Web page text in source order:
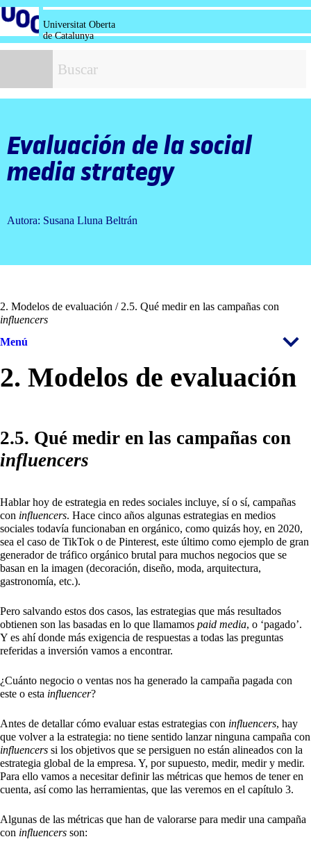
Salta
al
contenido
Universitat Oberta
de Catalunya
Evaluación de lasocial
media strategy
Autora: Susana Lluna Beltrán
2. Modelos de evaluación / 2.5. Qué medir en las campañas con
influencers
Menú
2. Modelos de evaluación
2.5. Qué medir en las campañas con
influencers
Hablar hoy de estrategia en redes sociales incluye, sí o sí, campañas
con influencers. Hace cinco años algunas estrategias en medios
sociales todavía funcionaban en orgánico, como quizás hoy, en 2020,
sea el caso de TikTok o de Pinterest, este último como ejemplo de gran
generador de tráfico orgánico brutal para muchos negocios que se
basan en la imagen (decoración, diseño, moda, arquitectura,
gastronomía, etc.).
Pero salvando estos dos casos, las estrategias que más resultados
obtienen son las basadas en lo que llamamos paid media, o ‘pagado’.
Y es ahí donde más exigencia de respuestas a todas las preguntas
referidas a inversión vamos a encontrar.
¿Cuánto negocio o ventas nos ha generado la campaña pagada con
este o esta influencer?
Antes de detallar cómo evaluar estas estrategias con influencers, hay
que volver a la estrategia: no tiene sentido lanzar ninguna campaña con
influencers si los objetivos que se persiguen no están alineados con la
estrategia global de la empresa. Y, por supuesto, medir, medir y medir.
Para ello vamos a necesitar definir las métricas que hemos de tener en
cuenta, así como las herramientas, que las veremos en el capítulo 3.
Algunas de las métricas que han de valorarse para medir una campaña
con influencers son: